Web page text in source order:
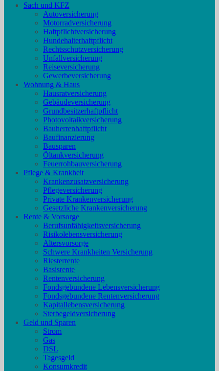
Sach und KFZ
Autoversicherung
Motorradversicherung
Haftpflichtversicherung
Hundehalterhaftpflicht
Rechtsschutzversicherung
Unfallversicherung
Reiseversicherung
Gewerbeversicherung
Wohnung & Haus
Hausratversicherung
Gebäudeversicherung
Grundbesitzerhaftpflicht
Photovoltaikversicherung
Bauherrenhaftpflicht
Baufinanzierung
Bausparen
Öltankversicherung
Feuerrohbauversicherung
Pflege & Krankheit
Krankenzusatzversicherung
Pflegeversicherung
Private Krankenversicherung
Gesetzliche Krankenversicherung
Rente & Vorsorge
Berufs­unfähigkeitsversicherung
Risikolebensversicherung
Altersvorsorge
Schwere Krankheiten Versicherung
Riesterrente
Basisrente
Rentenversicherung
Fondsgebundene Lebensversicherung
Fondsgebundene Rentenversicherung
Kapitallebensversicherung
Sterbegeldversicherung
Geld und Sparen
Strom
Gas
DSL
Tagesgeld
Konsumkredit